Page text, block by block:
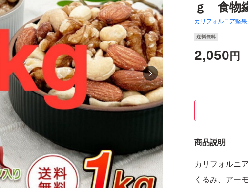
ｇ 食物
カリフォルニア堅果
送料無料
2,050 円
商品説明
カリフォルニ
くるみ、アー